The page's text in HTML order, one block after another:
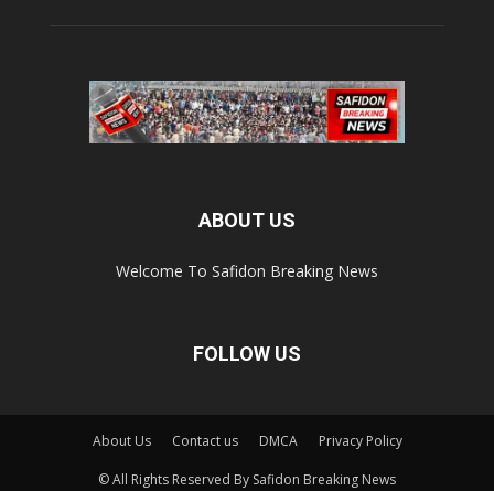
ABOUT US
Welcome To Safidon Breaking News
FOLLOW US
About Us Contact us DMCA Privacy Policy
© All Rights Reserved By Safidon Breaking News